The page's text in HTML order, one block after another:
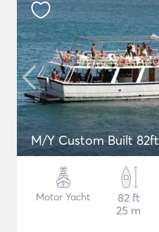
M/Y Custom Built 82ft
Motor Yacht
82 ft
25 m